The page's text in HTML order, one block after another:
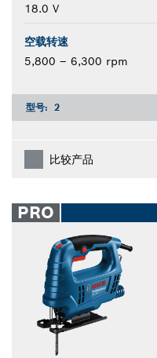
18.0 V
空载转速
5,800 – 6,300 rpm
型号: 2
比较产品
PRO